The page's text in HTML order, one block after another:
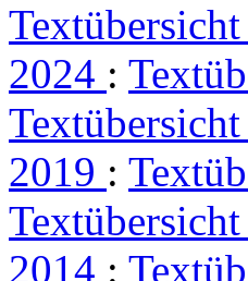
2024 :
2019 :
2014 :